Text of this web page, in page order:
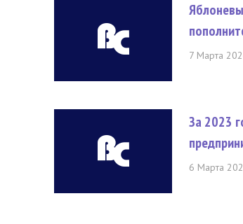
7 Марта
За 2023
6 Марта